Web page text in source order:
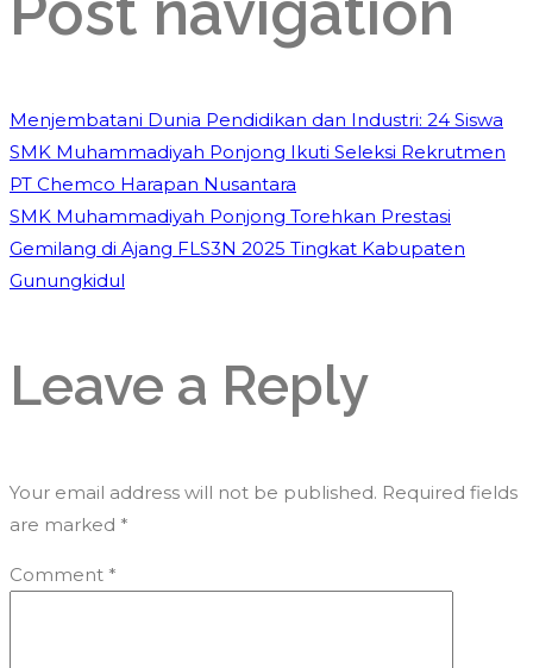
Menjembatani Dunia Pendidikan dan Industri: 24 Siswa
SMK Muhammadiyah Ponjong Ikuti Seleksi Rekrutmen
PT Chemco Harapan Nusantara
SMK Muhammadiyah Ponjong Torehkan Prestasi
Gemilang di Ajang FLS3N 2025 Tingkat Kabupaten
Gunungkidul
Leave a Reply
Your email address will not be published. Required fields
are marked *
Comment *